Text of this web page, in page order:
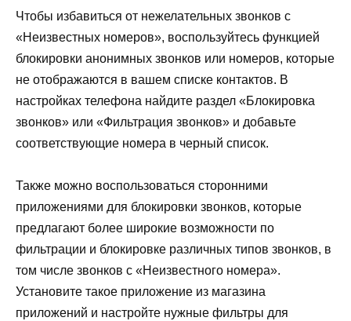
Чтобы избавиться от нежелательных звонков с
«Неизвестных номеров», воспользуйтесь функцией
блокировки анонимных звонков или номеров, которые
не отображаются в вашем списке контактов. В
настройках телефона найдите раздел «Блокировка
звонков» или «Фильтрация звонков» и добавьте
соответствующие номера в черный список.
Также можно воспользоваться сторонними
приложениями для блокировки звонков, которые
предлагают более широкие возможности по
фильтрации и блокировке различных типов звонков, в
том числе звонков с «Неизвестного номера».
Установите такое приложение из магазина
приложений и настройте нужные фильтры для